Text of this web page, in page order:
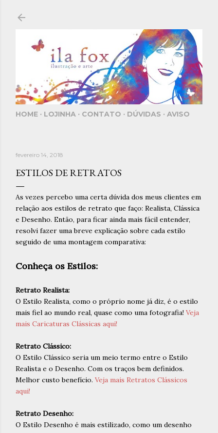
HOME LOJINHA CONTATO DÚVIDAS AVISO
fevereiro 14, 2018
ESTILOS DE RETRATOS
As vezes percebo uma certa dúvida dos meus clientes em
relação aos estilos de retrato que faço: Realista, Clássica
e Desenho. Então, para ficar ainda mais fácil entender,
resolvi fazer uma breve explicação sobre cada estilo
seguido de uma montagem comparativa:
Conheça os Estilos:
Retrato Realista:
O Estilo Realista, como o próprio nome já diz, é o estilo
mais fiel ao mundo real, quase como uma fotografia! Veja
mais Caricaturas Clássicas aqui!
Retrato Clássico:
O Estilo Clássico seria um meio termo entre o Estilo
Realista e o Desenho. Com os traços bem definidos.
Melhor custo benefício. Veja mais Retratos Clássicos
aqui!
Retrato Desenho:
O Estilo Desenho é mais estilizado, como um desenho